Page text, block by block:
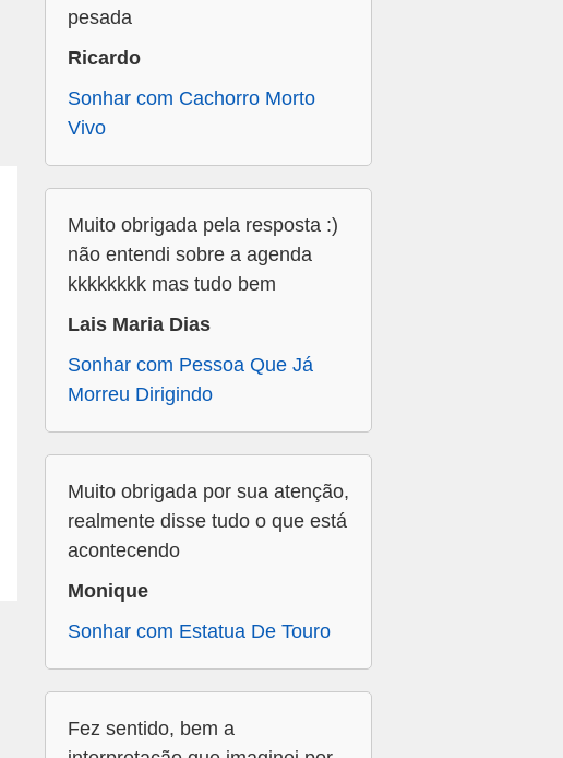
pesada
Ricardo
Sonhar com Cachorro Morto
Vivo
Muito obrigada pela resposta :)
não entendi sobre a agenda
kkkkkkkk mas tudo bem
Lais Maria Dias
Sonhar com Pessoa Que Já
Morreu Dirigindo
Muito obrigada por sua atenção,
realmente disse tudo o que está
acontecendo
Monique
Sonhar com Estatua De Touro
Fez sentido, bem a